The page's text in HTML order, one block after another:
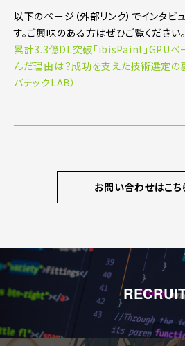
以下のページ（外部リンク）でインタ
す。ご興味のある方はぜひご覧ください。
累計3.3億DL突破「ibisPaint」GPUベ
んだ理由は？成功を支えた技術選定の
バテックLAB）
お問い合わせはこち